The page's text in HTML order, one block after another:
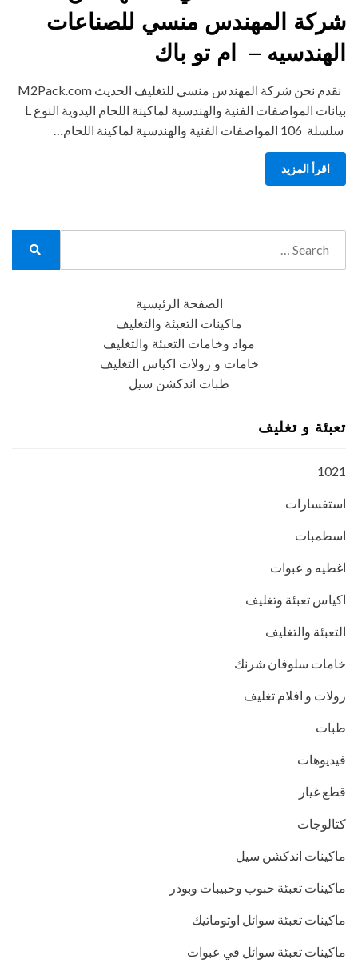
شركة المهندس منسي للصناعات
الهندسيه – ام تو باك
نقدم نحن شركة المهندس منسي للتغليف الحديث M2Pack.com
بيانات المواصفات الفنية والهندسية لماكينة اللحام اليدوية النوع L
سلسلة 106 المواصفات الفنية والهندسية لماكينة اللحام…
اقرأ المزيد
الصفحة الرئيسية
ماكينات التعبئة والتغليف
مواد وخامات التعبئة والتغليف
خامات و رولات اكياس التغليف
طبات اندكشن سيل
تعبئة و تغليف
1021
استفسارات
اسطمبات
اغطيه و عبوات
اكياس تعبئة وتغليف
التعبئة والتغليف
خامات سلوفان شرنك
رولات و افلام تغليف
طبات
فيديوهات
قطع غيار
كتالوجات
ماكينات اندكشن سيل
ماكينات تعبئة حبوب وحبيبات وبودر
ماكينات تعبئة سوائل اوتوماتيك
ماكينات تعبئة سوائل في عبوات